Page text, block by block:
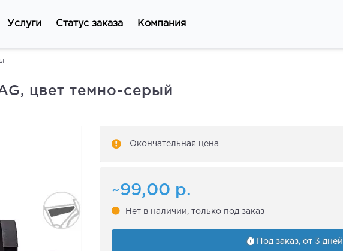
Услуги Статус заказа Компания
цвет темно-серый
Окончательная цена
~99,00 р.
Нет в наличии, только под заказ
Под заказ, от 3 дней